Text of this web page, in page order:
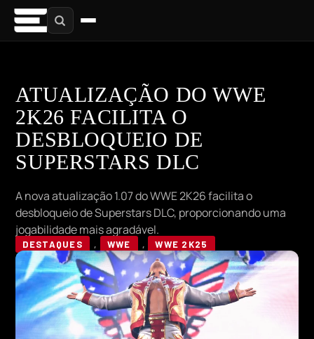
ATUALIZAÇÃO DO WWE
2K26 FACILITA O
DESBLOQUEIO DE
SUPERSTARS DLC
A nova atualização 1.07 do WWE 2K26 facilita o
desbloqueio de Superstars DLC, proporcionando uma
jogabilidade mais agradável.
DESTAQUES , WWE , WWE 2K25